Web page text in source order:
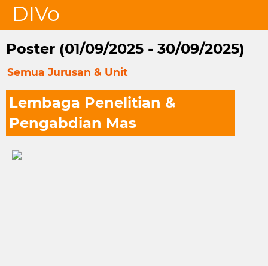
DIVo
Poster (01/09/2025 - 30/09/2025)
Semua Jurusan & Unit
Lembaga Penelitian &
Pengabdian Mas